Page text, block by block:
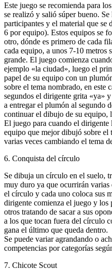
Este juego se recomienda para
se realizó y salió súper bueno.
participantes y el material que se
6 por equipo). Estos equipos se
otro, dónde es primero de cada
cada equipo, a unos 7-10 metros
grande. El juego comienza
ejemplo «la ciudad», luego el
papel de su equipo con un
sobre el tema nombrado, en este
segundos el dirigente grita «ya»
a entregar el plumón al segundo
continuar el dibujo de su
El juego para cuando el dirigente
equipo que mejor dibujó sobre el
varias veces cambiando el tema
6. Conquista del círculo
Se dibuja un círculo en el suelo,
muy duro ya que ocurrirán varias
el círculo y cada uno coloca sus
dirigente comienza el juego y los
otros tratando de sacar a sus
a los que tocan fuera del círculo
gana el último que queda dentro.
Se puede variar agrandando o
competencias por categorías
7. Chicote Scout